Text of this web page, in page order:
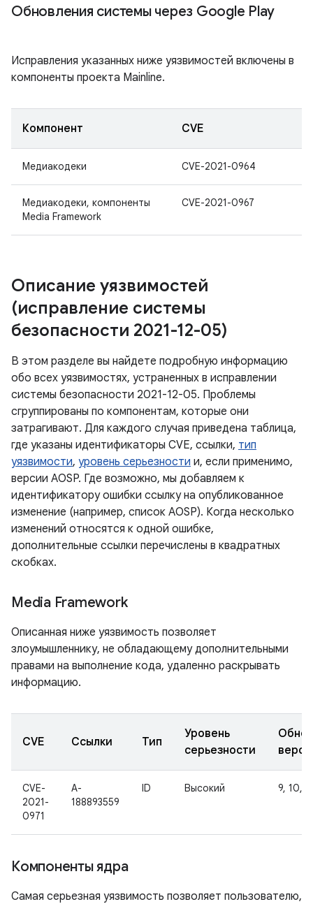
Обновления системы через Google Play
Исправления указанных ниже уязвимостей включены в
компоненты проекта Mainline.
Компонент CVE
Медиакодеки CVE-2021-0964
Медиакодеки, компоненты
Media Framework
CVE-2021-0967
Описание уязвимостей
(исправление системы
безопасности 2021-12-05)
В этом разделе вы найдете подробную информацию
обо всех уязвимостях, устраненных в исправлении
системы безопасности 2021-12-05. Проблемы
сгруппированы по компонентам, которые они
затрагивают. Для каждого случая приведена таблица,
где указаны идентификаторы CVE, ссылки, тип
уязвимости, уровень серьезности и, если применимо,
версии AOSP. Где возможно, мы добавляем к
идентификатору ошибки ссылку на опубликованное
изменение (например, список AOSP). Когда несколько
изменений относятся к одной ошибке,
дополнительные ссылки перечислены в квадратных
скобках.
Media Framework
Описанная ниже уязвимость позволяет
злоумышленнику, не обладающему дополнительными
правами на выполнение кода, удаленно раскрывать
информацию.
CVE Ссылки Тип
Уровень
серьезности
CVE-
2021-
0971
A-
188893559
ID Высокий 9, 10,
Компоненты ядра
Самая серьезная уязвимость позволяет пользователю,